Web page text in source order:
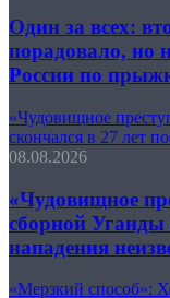
Один за всех:
порадовало, но
России по
«Чудовищное
скончался в 27 лет
08.08.2026
«Чудовищное
сборной Уганды
нападения
«Мерзкий способ»: